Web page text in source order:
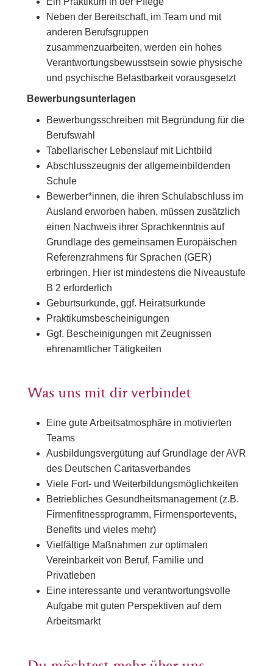
Neben der Bereitschaft, im Team und mit
anderen Berufsgruppen
zusammenzuarbeiten, werden ein hohes
Verantwortungsbewusstsein sowie physische
und psychische Belastbarkeit vorausgesetzt
Bewerbungsunterlagen
Bewerbungsschreiben mit Begründung für die
Berufswahl
Tabellarischer Lebenslauf mit Lichtbild
Abschlusszeugnis der allgemeinbildenden
Schule
Bewerber*innen, die ihren Schulabschluss im
Ausland erworben haben, müssen zusätzlich
einen Nachweis ihrer Sprachkenntnis auf
Grundlage des gemeinsamen Europäischen
Referenzrahmens für Sprachen (GER)
erbringen. Hier ist mindestens die Niveaustufe
B 2 erforderlich
Geburtsurkunde, ggf. Heiratsurkunde
Praktikumsbescheinigungen
Ggf. Bescheinigungen mit Zeugnissen
ehrenamtlicher Tätigkeiten
Was uns mit dir verbindet
Eine gute Arbeitsatmosphäre in motivierten
Teams
Ausbildungsvergütung auf Grundlage der AVR
des Deutschen Caritasverbandes
Viele Fort- und Weiterbildungsmöglichkeiten
Betriebliches Gesundheitsmanagement (z.B.
Firmenfitnessprogramm, Firmensportevents,
Benefits und vieles mehr)
Vielfältige Maßnahmen zur optimalen
Vereinbarkeit von Beruf, Familie und
Privatleben
Eine interessante und verantwortungsvolle
Aufgabe mit guten Perspektiven auf dem
Arbeitsmarkt